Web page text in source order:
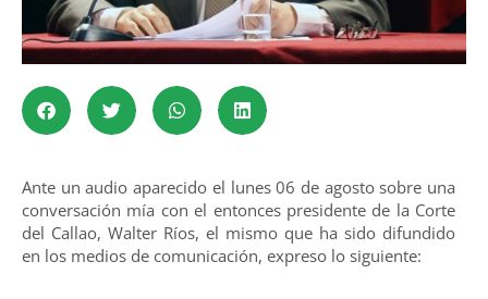
Ante un audio aparecido el lunes 06 de agosto sobre una
conversación mía con el entonces presidente de la Corte
del Callao, Walter Ríos, el mismo que ha sido difundido
en los medios de comunicación, expreso lo siguiente: